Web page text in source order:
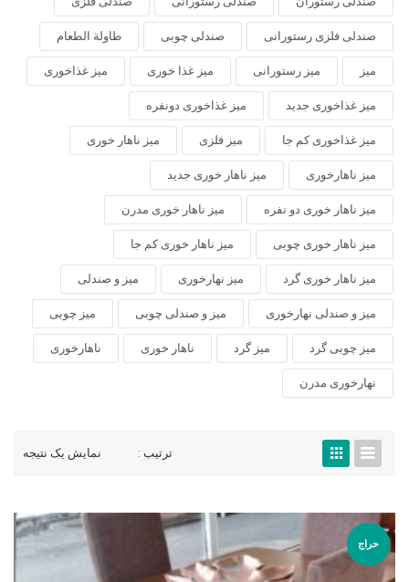
صندلی فلزی رستورانی صندلی چوبی طاولة الطعام
میز میز رستورانی میز غذا خوری میز غذاخوری
میز غذاخوری جدید میز غذاخوری دونفره
میز غذاخوری کم جا میز فلزی میز ناهار خوری
میز ناهارخوری میز ناهار خوری جدید
میز ناهار خوری دو نفره میز ناهار خوری مدرن
میز ناهار خوری چوبی میز ناهار خوری کم جا
میز ناهار خوری گرد میز نهارخوری میز و صندلی
میز و صندلی نهارخوری میز و صندلی چوبی میز چوبی
میز چوبی گرد میز گرد ناهار خوری ناهارخوری
نهارخوری مدرن
نمایش یک نتیجه ترتیب :
حراج